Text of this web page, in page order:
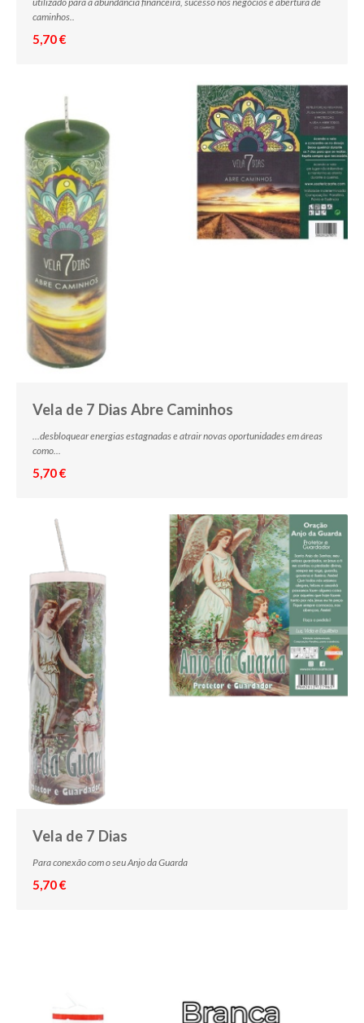
caminhos..
5,70 €
Vela de 7 Dias Abre Caminhos
...desbloquear energias estagnadas e atrair novas oportunidades em áreas
como...
5,70 €
Vela de 7 Dias
Para conexão com o seu Anjo da Guarda
5,70 €